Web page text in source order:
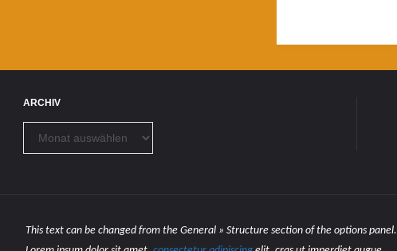
ARCHIV
Archiv
This text can be changed from the General » Structure section of the options panel.